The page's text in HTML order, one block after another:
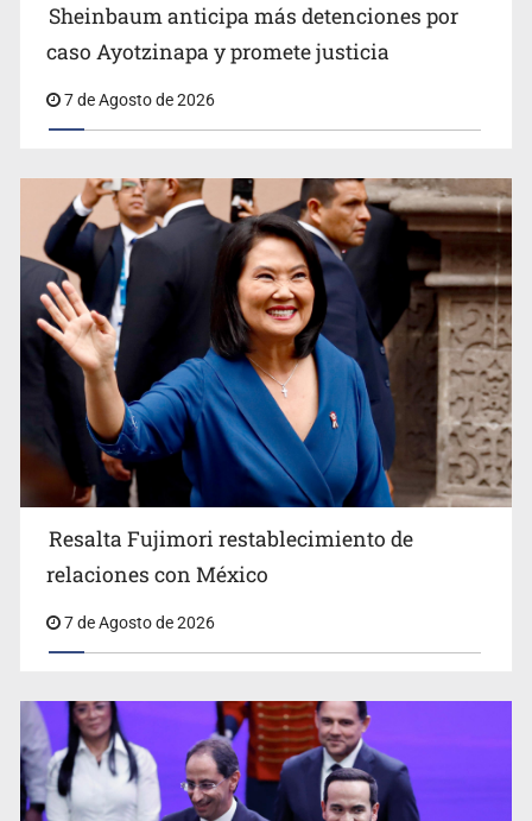
Descartan riesgo tras reportes de olor a gas en tres
colonias de Tlaquepaque
Ayotzinapa y promete justicia
Sheinbaum anticipa más detenciones por
caso Ayotzinapa y promete justicia
7 de Agosto de 2026
Resalta Fujimori restablecimiento de
relaciones con México
7 de Agosto de 2026